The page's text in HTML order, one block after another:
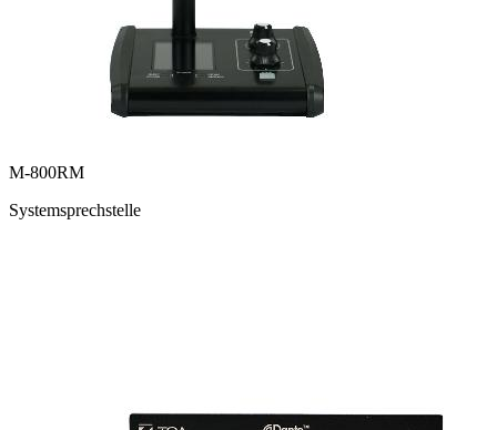
M-800RM
Systemsprechstelle